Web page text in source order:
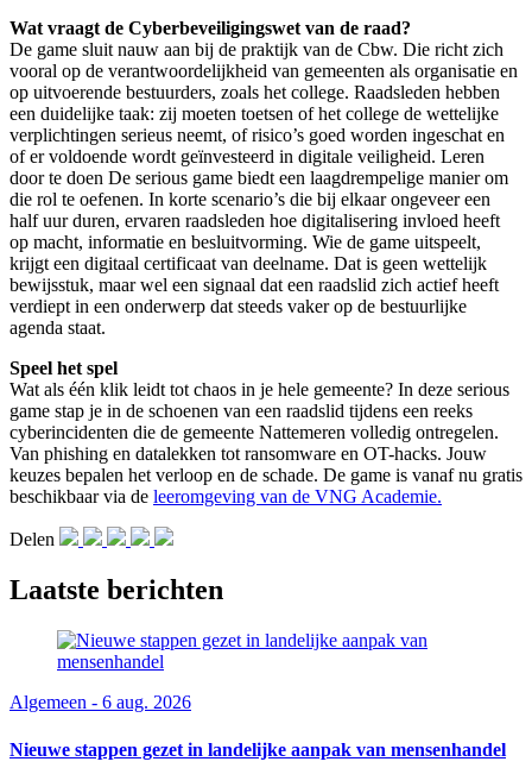
Wat vraagt de Cyberbeveiligingswet van de raad?
De game sluit nauw aan bij de praktijk van de Cbw. Die richt zich
vooral op de verantwoordelijkheid van gemeenten als organisatie en
op uitvoerende bestuurders, zoals het college. Raadsleden hebben
een duidelijke taak: zij moeten toetsen of het college de wettelijke
verplichtingen serieus neemt, of risico’s goed worden ingeschat en
of er voldoende wordt geïnvesteerd in digitale veiligheid. Leren
door te doen De serious game biedt een laagdrempelige manier om
die rol te oefenen. In korte scenario’s die bij elkaar ongeveer een
half uur duren, ervaren raadsleden hoe digitalisering invloed heeft
op macht, informatie en besluitvorming. Wie de game uitspeelt,
krijgt een digitaal certificaat van deelname. Dat is geen wettelijk
bewijsstuk, maar wel een signaal dat een raadslid zich actief heeft
verdiept in een onderwerp dat steeds vaker op de bestuurlijke
agenda staat.
Speel het spel
Wat als één klik leidt tot chaos in je hele gemeente? In deze serious
game stap je in de schoenen van een raadslid tijdens een reeks
cyberincidenten die de gemeente Nattemeren volledig ontregelen.
Van phishing en datalekken tot ransomware en OT-hacks. Jouw
keuzes bepalen het verloop en de schade. De game is vanaf nu gratis
beschikbaar via de leeromgeving van de VNG Academie.
Delen
Laatste berichten
Algemeen - 6 aug. 2026
Nieuwe stappen gezet in landelijke aanpak van mensenhandel